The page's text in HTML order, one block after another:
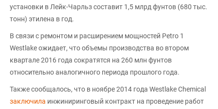
установки в Лейк-Чарльз составит 1,5 млрд фунтов (680 тыс.
тонн) этилена в год.
В связи с ремонтом и расширением мощностей Petro 1
Westlake ожидает, что объемы производства во втором
квартале 2016 года сократятся на 260 млн фунтов
относительно аналогичного периода прошлого года.
Также сообщалось, что в ноябре 2014 года Westlake Chemical
заключила инжиниринговый контракт на проведение работ